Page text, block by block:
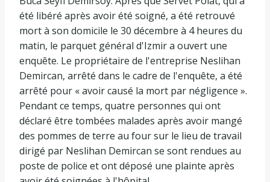
été libéré après avoir été soigné, a été retrouvé
mort à son domicile le 30 décembre à 4 heures du
matin, le parquet général d'Izmir a ouvert une
enquête. Le propriétaire de l'entreprise Neslihan
Demircan, arrêté dans le cadre de l'enquête, a été
arrêté pour « avoir causé la mort par négligence ».
Pendant ce temps, quatre personnes qui ont
déclaré être tombées malades après avoir mangé
des pommes de terre au four sur le lieu de travail
dirigé par Neslihan Demircan se sont rendues au
poste de police et ont déposé une plainte après